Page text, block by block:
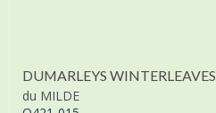
DUMARLEYS
du MILDE